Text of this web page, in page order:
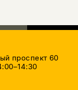
проспект 60